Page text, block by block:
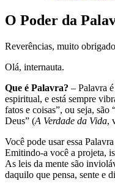
O Poder da
Reverências, muito
Olá, internauta.
Que é Palavra? – Palavra
espiritual, e está sempre
fatos e coisas”, ou seja,
Deus” (A Verdade da Vida,
Você pode usar essa
Emitindo-a você a projeta,
As leis da mente são
daquilo que pensa, sente e